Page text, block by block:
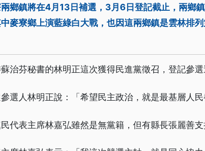
鄉鎮將在4月13日補選，3月6日登記截止，兩鄉
麥寮鄉上演藍綠白大戰，也因這兩鄉鎮是雲林排
治芬秘書的林明正這次獲得民進黨徵召，登記參選
選人林明正說：「希望民主政治，就是最基層人民
代表主席林嘉弘雖然是無黨籍，但有縣長張麗善支